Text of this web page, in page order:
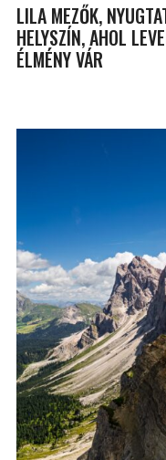
LILA MEZŐK,
HELYSZÍN, AHOL
ÉLMÉNY VÁR